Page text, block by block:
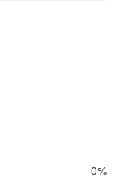
0%